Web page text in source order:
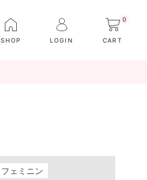
SHOP LOGIN
0
CART
フェミニン